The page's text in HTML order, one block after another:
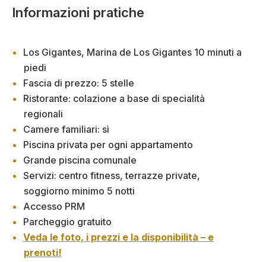
Informazioni pratiche
Los Gigantes, Marina de Los Gigantes 10 minuti a
piedi
Fascia di prezzo: 5 stelle
Ristorante: colazione a base di specialità
regionali
Camere familiari: sì
Piscina privata per ogni appartamento
Grande piscina comunale
Servizi: centro fitness, terrazze private,
soggiorno minimo 5 notti
Accesso PRM
Parcheggio gratuito
Veda le foto, i prezzi e la disponibilità – e
prenoti!